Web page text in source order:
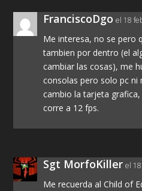
FranciscoDgo el 18
Me interesa, no se pero
tambien por dentro (el
cambiar las cosas), me
consolas pero solo pc
cambio la tarjeta
corre a 12 fps.
Sgt MorfoKiller el
Me recuerda al Child of